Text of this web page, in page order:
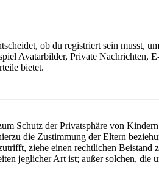
ob du registriert sein musst,
Avatarbilder, Private Nachrichten,
bietet.
Schutz der Privatsphäre von
die Zustimmung der Eltern
ziehe einen rechtlichen
jeglicher Art ist; außer solchen,